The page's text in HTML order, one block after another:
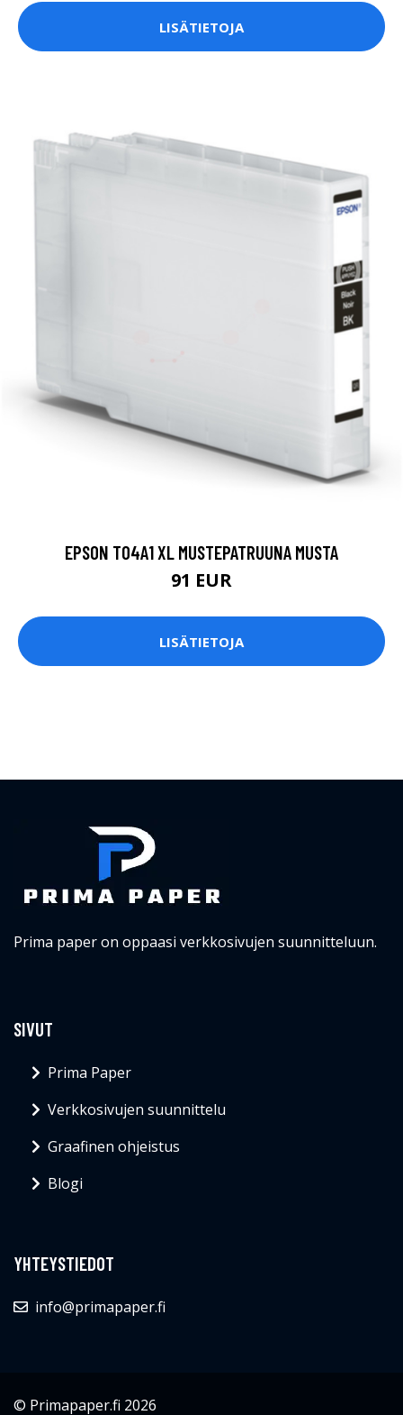
LISÄTIETOJA
EPSON T04A1 XL MUSTEPATRUUNA MUSTA
91 EUR
LISÄTIETOJA
Prima paper on oppaasi verkkosivujen suunnitteluun.
SIVUT
Prima Paper
Verkkosivujen suunnittelu
Graafinen ohjeistus
Blogi
YHTEYSTIEDOT
info@primapaper.fi
© Primapaper.fi 2026